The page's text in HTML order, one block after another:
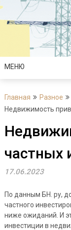
Перейти
содержимому
МЕНЮ
Главная
Разное
Недвижимость
частных
17.06.2023
По данным БН. ру,
частного
ниже ожиданий. И
инвестиции в